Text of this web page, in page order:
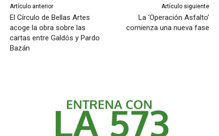
Artículo anterior
El Círculo de Bellas Artes
acoge la obra sobre las
cartas entre Galdós y Pardo
Bazán
Artículo siguiente
La ‘Operación Asfalto’
comienza una nueva fase